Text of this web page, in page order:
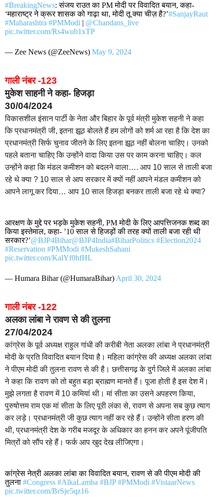
#BreakingNews: संजय राउत का PM मोदी पर विवादित बयान, कहा-
‘महाराष्ट्र ने क्रूर शासक को गाढ़ा था, मोदी तू क्या चीज़ है?’#SanjayRaut
#Maharashtra #PMModi | @Chandans_live
pic.twitter.com/Rs4wub1xTP
— Zee News (@ZeeNews) May 9, 2024
गाली नंबर -123
मुकेश साहनी ने कहा- हिजड़ा
30/04/2024
विकासशील इंसान पार्टी के नेता और बिहार के पूर्व मंत्री मुकेश सहनी ने कहा
कि प्रधानमंत्री जी, इतना झूठ बोलते हैं हम लोगों को शर्म आ रहा है कि देश का
प्रधानमंत्री सिर्फ चुनाव जीतने के लिए इतना झूठ नहीं बोलना चाहिए। उनको
पहले बताना चाहिए कि उन्होंने वादा किया उस पर काम करना चाहिए। कल
उन्होंने कहा कि मंडल कमीशन को बदलने वाला…. आप 10 साल से ताली बजा
रहे थे क्या ? 10 साल से आप सरकार में क्यों नहीं आपने मंडल कमीशन को
आपने लागू कर दिया… आप 10 साल हिजड़ा बनकर ताली बजा रहे थे क्या?
आरक्षण के मुद्दे पर भड़के मुकेश सहनी, PM मोदी के लिए आपत्तिजनक शब्द का
किया इस्तेमाल, कहा- ’10 साल से हिजड़ों की तरह क्यों ताली बजा रही थी
सरकार?’@BJP4Bihar@BJP4India#BiharPolitics #Election2024
#Reservation #PMModi #MukeshSahani
pic.twitter.com/KalYf0hfHL
— Humara Bihar (@HumaraBihar) April 30, 2024
गाली नंबर -122
अलका लांबा ने रावण से की तुलना
27/04/2024
कांग्रेस के पूर्व अध्यक्ष राहुल गांधी की करीबी नेता अलका लांबा ने प्रधानमंत्री
मोदी के प्रति विवादित बयान दिया है। महिला कांग्रेस की अध्यक्ष अलका लांबा
ने पीएम मोदी की तुलना रावण से की है। छत्तीसगढ़ के दुर्ग जिले में अलका लांबा
ने कहा कि रावण को तो बहुत बड़ा ब्राह्मण मानते हैं। पूजा होती है इस देश में।
मुझे लगता है रावण में 10 कमियां थी। मां सीता का उसने अपहरण किया,
पुरुषोत्तम राम एक मां सीता के लिए पूरी लंका से, रावण से अपना सब कुछ त्याग
कर लड़े। प्रधानमंत्री जी कुछ त्याग नहीं कर रहे हैं। उन्होंने सीता हरण की
थी, प्रधानमंत्री देश के गरीब मजदूर के अधिकार का हनन कर अपने पूंजीपति
मित्रों को सौंप रहे हैं। फर्क आप खुद देख लीजिएगा।
कांग्रेस नेत्री अलका लांबा का विवादित बयान, रावण से की पीएम मोदी की
तुलना #Congress #AlkaLamba #BJP #PMModi #VistaarNews
pic.twitter.com/BrSje5qz16